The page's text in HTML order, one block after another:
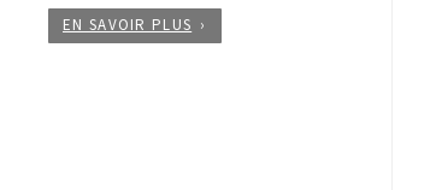
EN SAVOIR PLUS